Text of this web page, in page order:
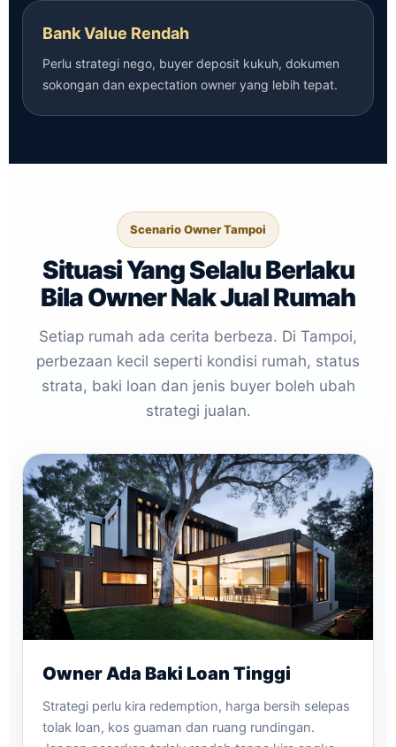
Bank Value Rendah
Perlu strategi nego, buyer deposit kukuh, dokumen
sokongan dan expectation owner yang lebih tepat.
Scenario Owner Tampoi
Situasi Yang Selalu Berlaku
Bila Owner Nak Jual Rumah
Setiap rumah ada cerita berbeza. Di Tampoi,
perbezaan kecil seperti kondisi rumah, status
strata, baki loan dan jenis buyer boleh ubah
strategi jualan.
Owner Ada Baki Loan Tinggi
Strategi perlu kira redemption, harga bersih selepas
tolak loan, kos guaman dan ruang rundingan.